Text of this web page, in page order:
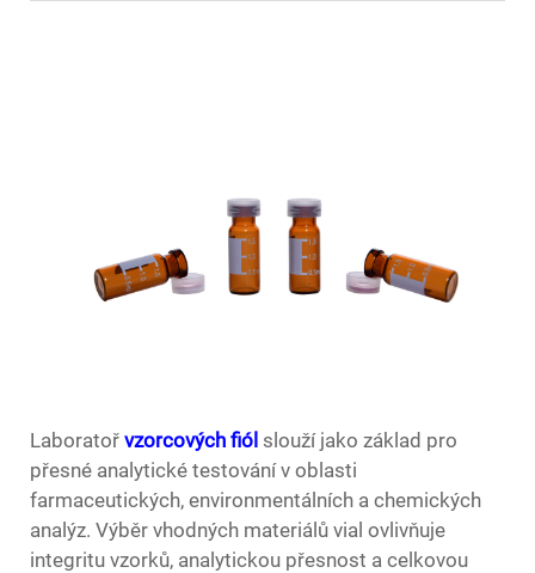
Laboratoř vzorcových fiól slouží jako základ pro
přesné analytické testování v oblasti
farmaceutických, environmentálních a chemických
analýz. Výběr vhodných materiálů vial ovlivňuje
integritu vzorků, analytickou přesnost a celkovou